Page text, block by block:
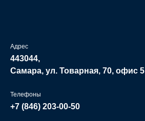
Адрес
443044,
Самара, ул. Товарная, 70, офис 5
Телефоны
+7 (846) 203-00-50